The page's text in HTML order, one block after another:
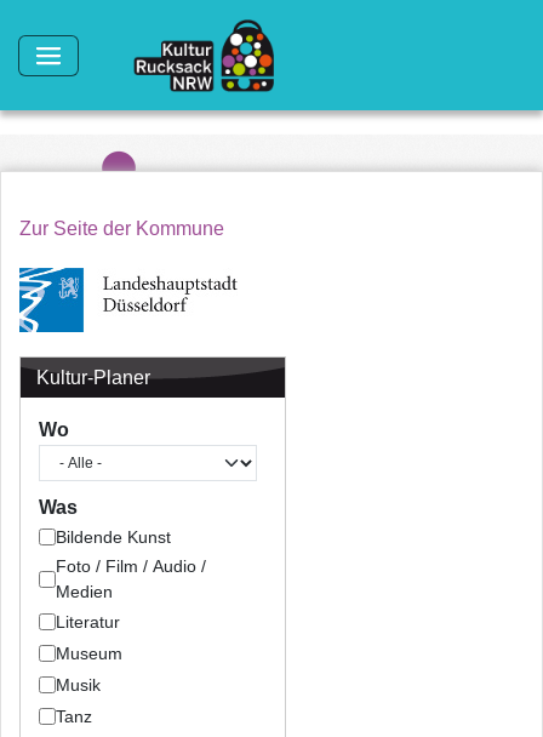
Zur Seite der Kommune
Kultur-Planer
Wo
Was
Bildende Kunst
Foto / Film / Audio /
Medien
Literatur
Museum
Musik
Tanz